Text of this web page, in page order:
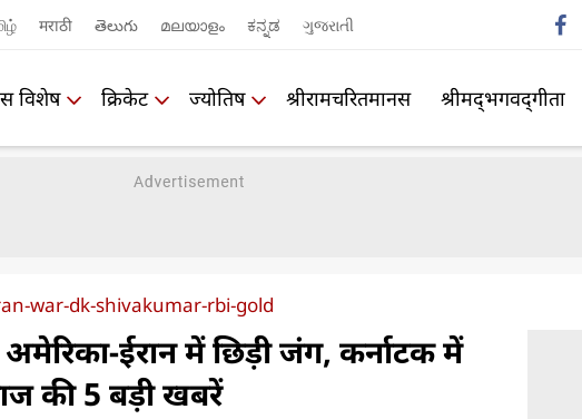
मराठी తెలుగు മലയാളം ಕನ್ನಡ ગુજરાતી
विशेष क्रिकेट ज्योतिष श्रीरामचरितमानस श्रीमद्‍भगवद्‍गीता
war-dk-shivakumar-rbi-gold
ईरान में छिड़ी जंग, कर्नाटक में
की 5 बड़ी खबरें